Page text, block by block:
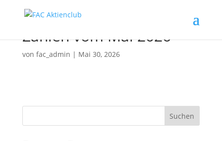
Zahlen vom Mai 2026
von fac_admin | Mai 30, 2026
Suchen